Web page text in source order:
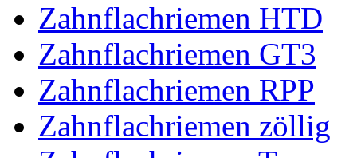
Zahnflachriemen HTD
Zahnflachriemen GT3
Zahnflachriemen RPP
Zahnflachriemen zöllig